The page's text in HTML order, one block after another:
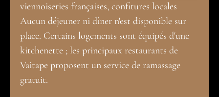
viennoiseries françaises, confitures locales
Aucun déjeuner ni dîner n'est disponible sur
place. Certains logements sont équipés d'une
kitchenette ; les principaux restaurants de
Vaitape proposent un service de ramassage
gratuit.